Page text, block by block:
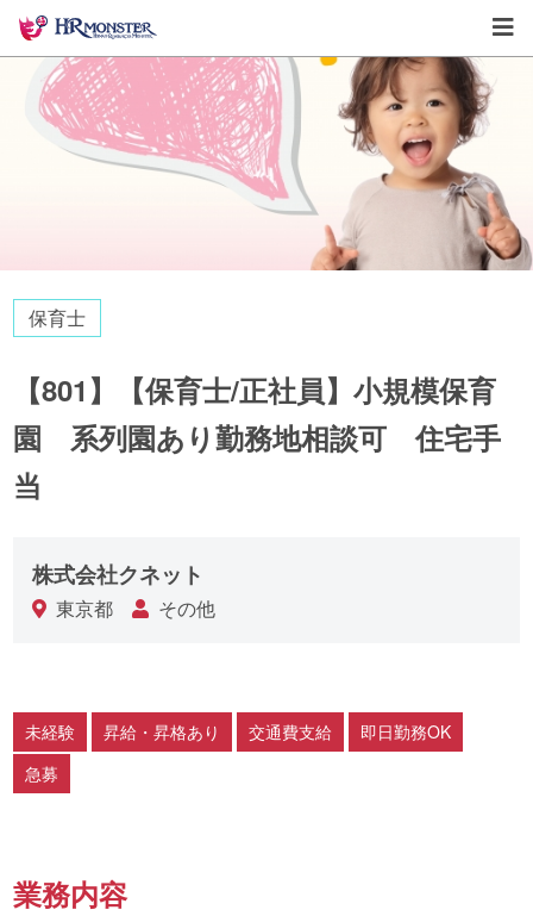
保育士
【801】【保育士/正社員】小規模保育
園 系列園あり勤務地相談可 住宅手
当
株式会社クネット
東京都 その他
未経験 昇給・昇格あり 交通費支給
即日勤務OK
急募
業務内容